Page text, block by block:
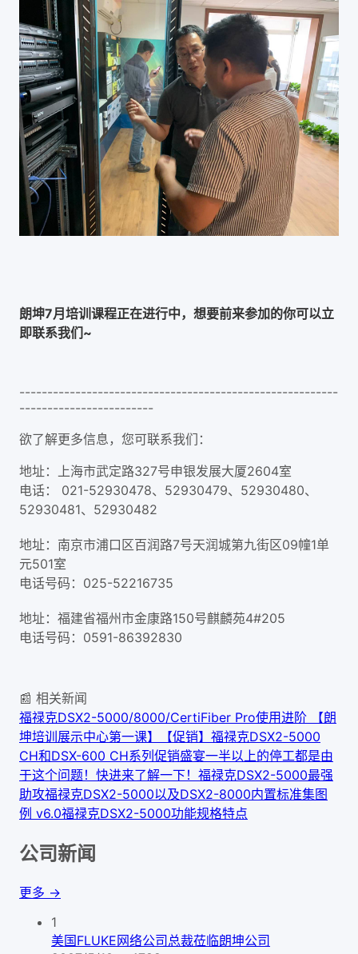
朗坤7月培训课程正在进行中，想要前来参加的你可以立
即联系我们~
---------------------------------------------------------
------------------------
欲了解更多信息，您可联系我们：
地址：上海市武定路327号申银发展大厦2604室
电话： 021-52930478、52930479、52930480、
52930481、52930482
地址：南京市浦口区百润路7号天润城第九街区09幢1单
元501室
电话号码：025-52216735
地址：福建省福州市金康路150号麒麟苑4#205
电话号码：0591-86392830
📰 相关新闻
福禄克DSX2-5000/8000/CertiFiber Pro使用进阶 【朗
坤培训展示中心第一课】
【促销】福禄克DSX2-5000
CH和DSX-600 CH系列促销盛宴一半以上的停工都是由
于这个问题！快进来了解一下！福禄克DSX2-5000最强
助攻福禄克DSX2-5000以及DSX2-8000内置标准集图
例 v6.0福禄克DSX2-5000功能规格特点
公司新闻
更多 →
1
美国FLUKE网络公司总裁莅临朗坤公司